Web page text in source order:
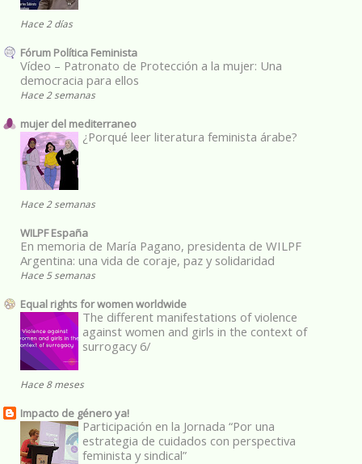
Hace 2 días
Fórum Política Feminista
Vídeo – Patronato de Protección a la mujer: Una
democracia para ellos
Hace 2 semanas
mujer del mediterraneo
¿Porqué leer literatura feminista árabe?
Hace 2 semanas
WILPF España
En memoria de María Pagano, presidenta de WILPF
Argentina: una vida de coraje, paz y solidaridad
Hace 5 semanas
Equal rights for women worldwide
The different manifestations of violence
against women and girls in the context of
surrogacy 6/
Hace 8 meses
Impacto de género ya!
Participación en la Jornada “Por una
estrategia de cuidados con perspectiva
feminista y sindical”